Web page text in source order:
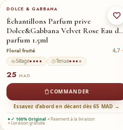
DOLCE & GABBANA
Échantillons Parfum prive
Dolce&Gabbana Velvet Rose Eau de
parfum 1.5ml
Floral fruité 4,7
Sillage●●●● Tenue●●●○
25 MAD
COMMANDER
Essayez d’abord en décant dès 65 MAD →
✓ 100% Original Paiement à la livraison
Livraison gratuite